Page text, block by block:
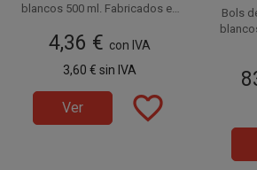
blancos 500 ml. Fabricados en
También llamados cuencos de
plástico, con esta capacidad de
500 cc son perfectos para
ensaladas, etc.
paquetes de 25 unidades.
4,36 € con IVA
3,60 € sin IVA
Ver favorite_border
Bols
500
de